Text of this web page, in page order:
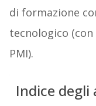
di formazione
tecnologico
PMI).
Indice